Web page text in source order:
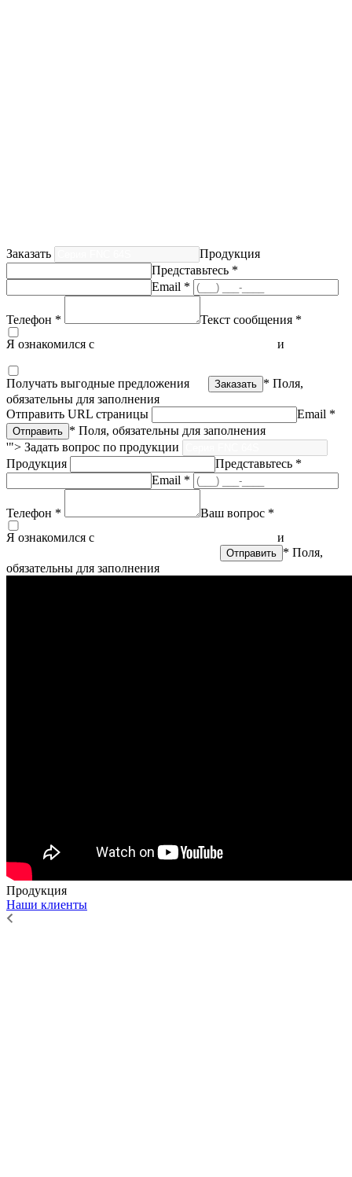
Заказать
Продукция
Представьтесь *
Email *
Телефон *
Текст сообщения *
Я ознакомился с
и
Получать выгодные предложения
* Поля,
обязательны для заполнения
Отправить URL страницы
Email *
* Поля, обязательны для заполнения
'"> Задать вопрос по продукции
Продукция
Представьтесь *
Email *
Телефон *
Ваш вопрос *
Я ознакомился с
и
* Поля,
обязательны для заполнения
Продукция
Наши клиенты